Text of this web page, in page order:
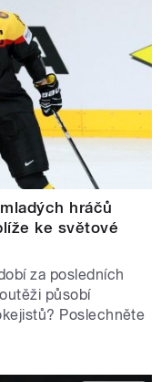
hráčů
ke světové
za posledních
působí
Poslechněte